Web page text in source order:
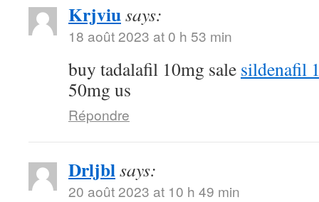
Krjviusays:
18 août 2023 at 0 h 53 min
buy tadalafil 10mg sale sildenafil
50mg us
Répondre
Drljblsays:
20 août 2023 at 10 h 49 min